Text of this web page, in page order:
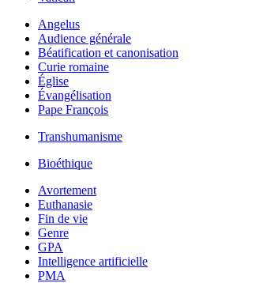
Angelus
Audience générale
Béatification et canonisation
Curie romaine
Église
Évangélisation
Pape François
Transhumanisme
Bioéthique
Avortement
Euthanasie
Fin de vie
Genre
GPA
Intelligence artificielle
PMA